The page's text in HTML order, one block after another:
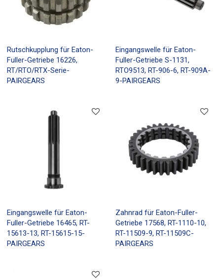
Rutschkupplung für Eaton-
Fuller-Getriebe 16226,
RT/RTO/RTX-Serie-
PAIRGEARS
Eingangswelle für Eaton-
Fuller-Getriebe S-1131,
RTO9513, RT-906-6, RT-909A-
9-PAIRGEARS
Eingangswelle für Eaton-
Fuller-Getriebe 16465, RT-
15613-13, RT-15615-15-
PAIRGEARS
Zahnrad für Eaton-Fuller-
Getriebe 17568, RT-1110-10,
RT-11509-9, RT-11509C-
PAIRGEARS